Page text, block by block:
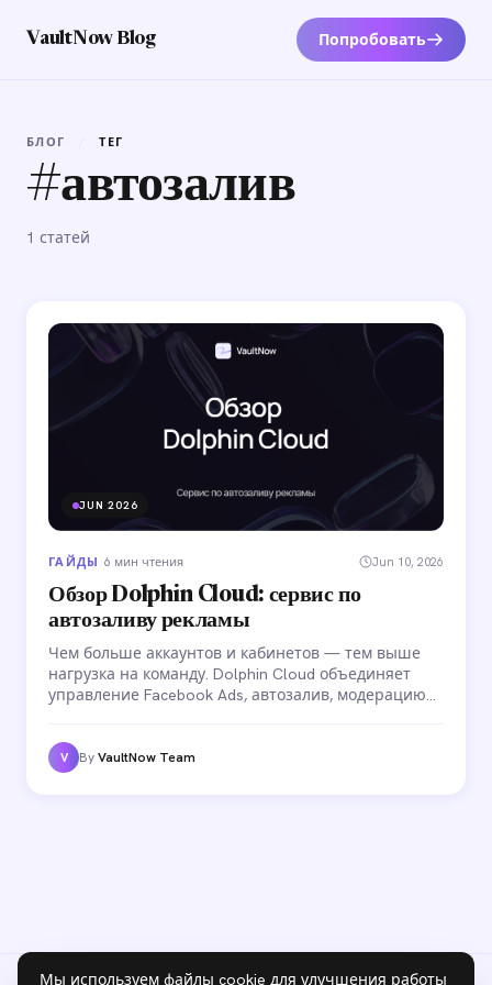
VaultNow Blog Попробовать
БЛОГ ТЕГ
#автозалив
1 статей
JUN 2026
ГАЙДЫ ·6 мин чтения Jun 10, 2026
Обзор Dolphin Cloud: сервис по
автозаливу рекламы
Чем больше аккаунтов и кабинетов — тем выше
нагрузка на команду. Dolphin Cloud объединяет
управление Facebook Ads, автозалив, модерацию
какие задачи она закрывает.
V ByVaultNow Team
Мы используем файлы cookie для улучшения работы